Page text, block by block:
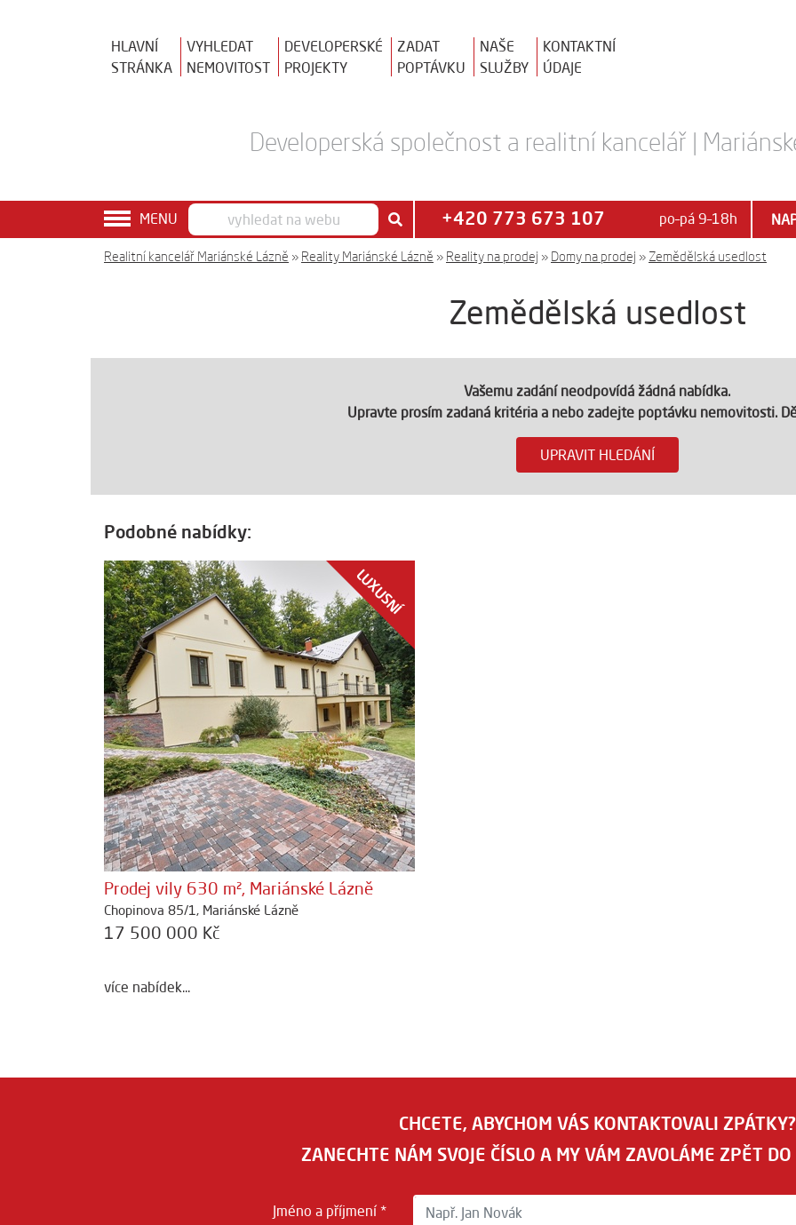
HLAVNÍ
STRÁNKA
VYHLEDAT
NEMOVITOST
DEVELOPERSKÉ
PROJEKTY
ZADAT
POPTÁVKU
NAŠE
SLUŽBY
KONTAKTNÍ
ÚDAJE
Developerská společnost a realitní kancelář |
MENU +420 773 673 107 po–pá 9–18h
Realitní kancelář Mariánské Lázně » Reality Mariánské Lázně » Reality na prodej » Domy na prodej » Zemědělská usedlost
Zemědělská usedlost
Vašemu zadání neodpovídá žádná nabídka.
Upravte prosím zadaná kritéria a nebo zadejte poptávku nemovitosti.
UPRAVIT HLEDÁNÍ
Podobné nabídky:
Prodej vily 630 m², Mariánské Lázně
Chopinova 85/1, Mariánské Lázně
17 500 000 Kč
LUXUSNÍ
více nabídek...
CHCETE, ABYCHOM VÁS KONTAKTOVALI ZPÁTKY?
ZANECHTE NÁM SVOJE ČÍSLO A MY VÁM ZAVOLÁME ZPĚT
Jméno a příjmení *